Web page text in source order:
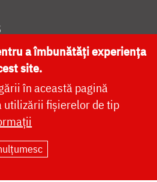
CATEDRALA NAȚIONALĂ
DOXOLOGIA MEDIA
a îmbunătăți experiența
site.
în această pagină
utilizării fișierelor de tip